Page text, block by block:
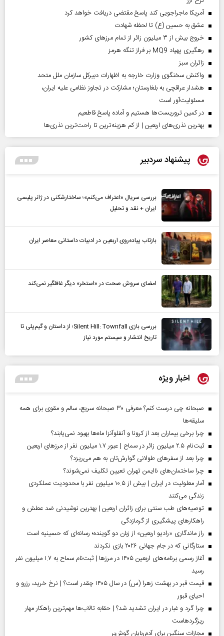
آمریکا ماجراجویی کند پاسخ مقتضی دریافت خواهد کرد
عشق به حسین (ع) تا لحظه شهادت
خروج بیش از ۳ میلیون زائر از تمام مرز‌های کشور
رهگیری پهپاد MQ9 بر فراز تنگه هرمز
‌زائران سبز
واکنش سخنگوی وزارت خارجه به اظهارات دبیرکل سازمان ملل متحد
هشدار عراقچی به بلغارستان؛ مشارکت در تجاوز نظامی علیه ایران،
مسئولیت‌آور است
در کمین تروریست‌ها هستیم و آماده پاسخ قاطعیم
بهترین نذری‌های اربعین | از کم هزینه‌ترین تا راحت‌ترین نذری‌ها
پیشنهاد سردبیر
بررسی سریال «اعتراف می‌کنم»؛ ساختارشکنی در ژانر پلیسی
ایران + نقد و تحلیل
بازتاب پیاده‌روی اربعین در ادبیات داستانی معاصر ایران
امضای سروش صحت در «استخر» دیگر غافلگیر نمی‌کند
بررسی بازی Silent Hill: Townfall؛ از داستان و گیم‌پلی تا
تاریخ انتشار و سیستم مورد نیاز
اخبار ویژه
صبحانه چی درست کنم؟ معرفی ۳۰ صبحانه سریع، سالم و مقوی برای همه
سلیقه‌ها
چرا برخی بیماران بعد از کرونا و آنفلوآنزا ماه‌ها بهبود نمی‌یابند؟
ثبت‌نام ۲.۵ میلیون زائر در سماح | عبور ۱.۷ میلیون نفر از مرز‌های اربعین
چرا بعد از سفرهای طولانی گوارش‌تان به هم می‌ریزد؟
چرا ساختمان‌های ناایمن تهران تعیین تکلیف نمی‌شوند؟
آمار معلولیت در ایران | بیش از ۱۰.۵ میلیون نفر با محدودیت عملکردی
زندگی می‌کنند
توصیه‌های طب سنتی برای زائران اربعین | بهترین نوشیدنی ضد عطش و
راهکارهای پیشگیری از گرمازدگی
راز ماندگاری «رادیو اربعین» از زبان دو گوینده؛ رسانه‌ای که حسینیه است
ستارگانی که در جام جهانی ۲۰۲۶ بازی نکردند
آغاز رسمی برنامه‌های اربعین ۱۴۰۵ در مرز‌ها | ثبت‌نام سماح به ۱.۷ میلیون نفر
رسید
قیمت قبر در بهشت زهرا (س) در سال ۱۴۰۵ چقدر است؟ | نرخ خرید، رزرو و
احیای قبور
چرا گرد و غبار در ایران تشدید شد؟ | حقابه تالاب‌ها مهم‌ترین راهکار مهار
ریزگردهاست
مجازات سنگین برای آدم‌ربایان گوش‌بر